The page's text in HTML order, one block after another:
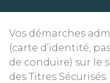
Vos démarches
(carte d’identité,
de conduire) sur le
des Titres Sécurisés.